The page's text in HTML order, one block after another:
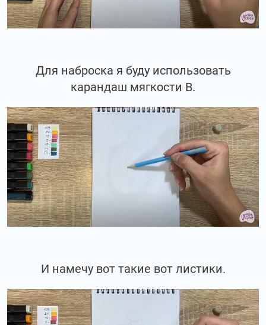
Для наброска я буду использовать
карандаш мягкости В.
И намечу вот такие вот листики.